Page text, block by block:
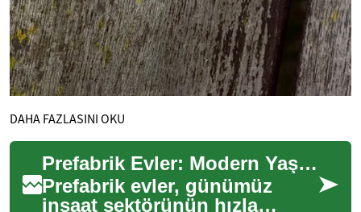
DAHA FAZLASINI OKU
Prefabrik Evler: Modern Yaşamın Pratik Çözümü
Prefabrik evler, günümüz
inşaat sektörünün hızla